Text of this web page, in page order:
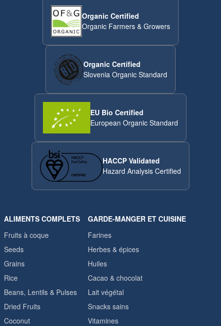
Organic Certified
Organic Farmers & Growers
Organic Certified
Slovenia Organic Standard
EU Bio Certified
European Organic Standard
HACCP Validated
Hazard Analysis Certified
ALIMENTS COMPLETS
Fruits à coque
Seeds
Grains
Rice
Beans, Lentils & Pulses
Dried Fruits
Coconut
GARDE-MANGER ET CUISINE
Farines
Herbes & épices
Huiles
Cacao & chocolat
Lait végétal
Snacks sains
Vitamines